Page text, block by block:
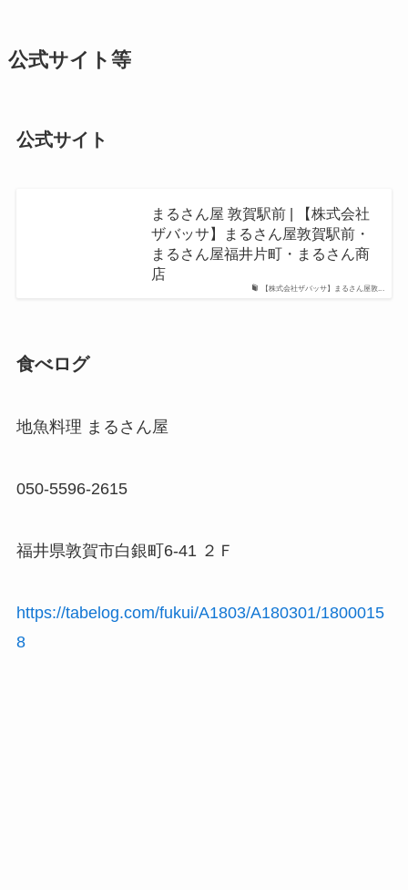
公式サイト等
公式サイト
【株式会社ザバッサ】まるさん屋敦...
まるさん屋 敦賀駅前 | 【株式会社
ザバッサ】まるさん屋敦賀駅前・
まるさん屋福井片町・まるさん商
店
食べログ
地魚料理 まるさん屋
050-5596-2615
福井県敦賀市白銀町6-41 ２Ｆ
https://tabelog.com/fukui/A1803/A180301/1800015
8